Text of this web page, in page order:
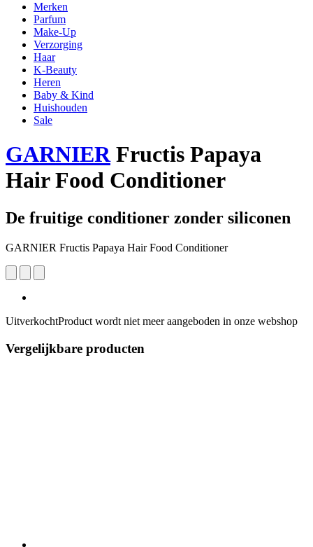
Merken
Parfum
Make-Up
Verzorging
Haar
K-Beauty
Heren
Baby & Kind
Huishouden
Sale
GARNIERFructis Papaya
Hair Food Conditioner
De fruitige conditioner zonder siliconen
GARNIER Fructis Papaya Hair Food Conditioner
UitverkochtProduct wordt niet meer aangeboden in onze webshop
Vergelijkbare producten